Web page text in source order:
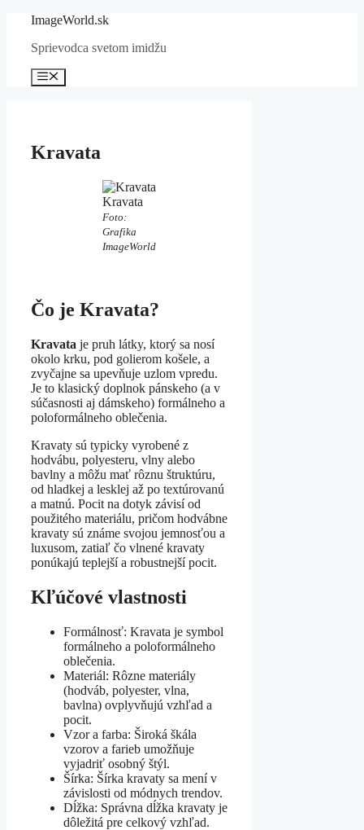
Preskočiť
obsah
ImageWorld.sk
Sprievodca svetom imidžu
Menu
Kravata
Kravata
Foto:
Grafika
ImageWorld
Čo je Kravata?
Kravata je pruh látky, ktorý sa nosí
okolo krku, pod golierom košele, a
zvyčajne sa upevňuje uzlom vpredu.
Je to klasický doplnok pánskeho (a v
súčasnosti aj dámskeho) formálneho a
poloformálneho oblečenia.
Kravaty sú typicky vyrobené z
hodvábu, polyesteru, vlny alebo
bavlny a môžu mať rôznu štruktúru,
od hladkej a lesklej až po textúrovanú
a matnú. Pocit na dotyk závisí od
použitého materiálu, pričom hodvábne
kravaty sú známe svojou jemnosťou a
luxusom, zatiaľ čo vlnené kravaty
ponúkajú teplejší a robustnejší pocit.
Kľúčové vlastnosti
Formálnosť: Kravata je symbol
formálneho a poloformálneho
oblečenia.
Materiál: Rôzne materiály
(hodváb, polyester, vlna,
bavlna) ovplyvňujú vzhľad a
pocit.
Vzor a farba: Široká škála
vzorov a farieb umožňuje
vyjadriť osobný štýl.
Šírka: Šírka kravaty sa mení v
závislosti od módnych trendov.
Dĺžka: Správna dĺžka kravaty je
dôležitá pre celkový vzhľad.